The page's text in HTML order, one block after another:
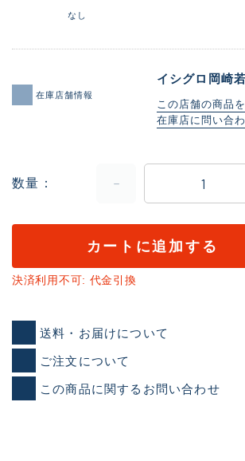
なし
在庫店舗情報
イシグロ岡崎
この店舗の商品
在庫店に問い合
数量
カートに追加する
決済利用不可: 代金引換
送料・お届けについて
ご注文について
この商品に関するお問い合わせ